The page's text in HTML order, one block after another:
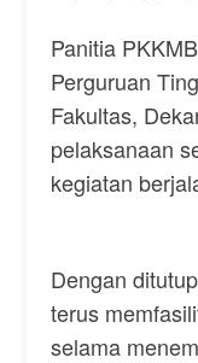
Panitia
Perguruan
Fakultas,
pelaksanaan
kegiatan
Dengan
terus
selama